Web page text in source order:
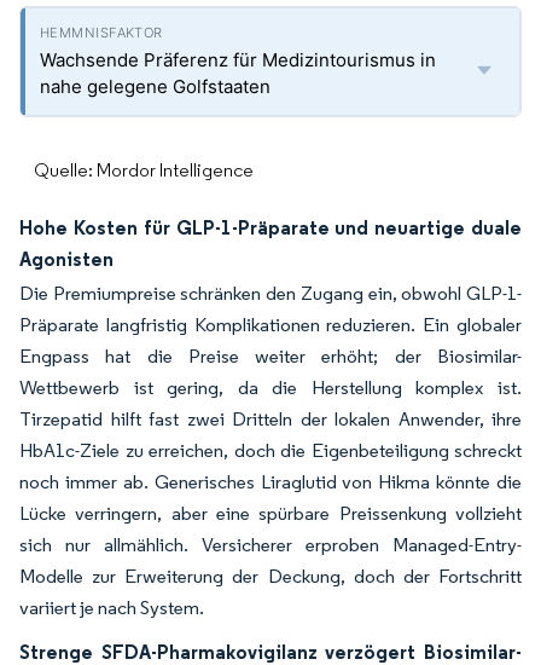
Wachsende Präferenz für Medizintourismus in
nahe gelegene Golfstaaten
Quelle: Mordor Intelligence
Hohe Kosten für GLP-1-Präparate und neuartige duale
Agonisten
Die Premiumpreise schränken den Zugang ein, obwohl GLP-1-
Präparate langfristig Komplikationen reduzieren. Ein globaler
Engpass hat die Preise weiter erhöht; der Biosimilar-
Wettbewerb ist gering, da die Herstellung komplex ist.
Tirzepatid hilft fast zwei Dritteln der lokalen Anwender, ihre
HbA1c-Ziele zu erreichen, doch die Eigenbeteiligung schreckt
noch immer ab. Generisches Liraglutid von Hikma könnte die
Lücke verringern, aber eine spürbare Preissenkung vollzieht
sich nur allmählich. Versicherer erproben Managed-Entry-
Modelle zur Erweiterung der Deckung, doch der Fortschritt
variiert je nach System.
Strenge SFDA-Pharmakovigilanz verzögert Biosimilar-